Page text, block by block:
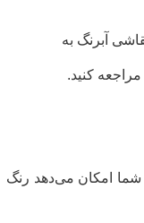
آبرنگ به
کنید.
امکان می‌دهد رنگ